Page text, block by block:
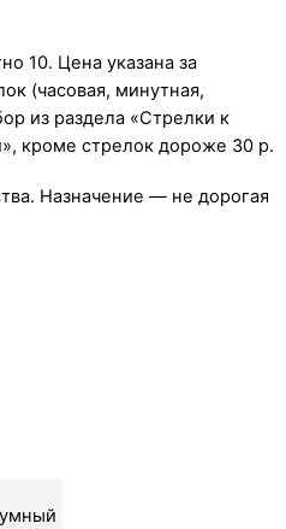
10. Цена указана за
(часовая, минутная,
из раздела «Стрелки к
кроме стрелок дороже 30 р.
Назначение — не дорогая